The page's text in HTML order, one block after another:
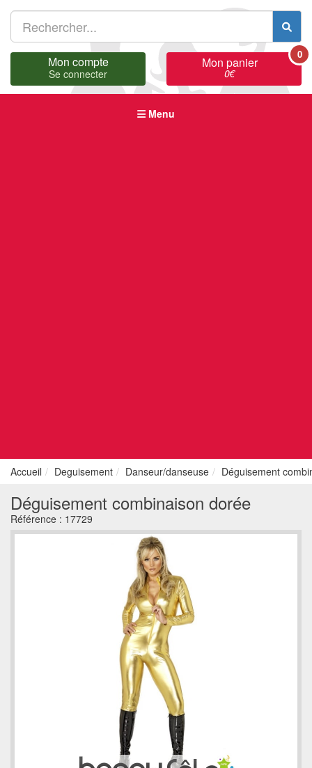
Mon compte
Se connecter
Mon panier
0€
0
Menu
Accueil Deguisement Danseur/danseuse Déguisement
Déguisement combinaison dorée
Référence : 17729